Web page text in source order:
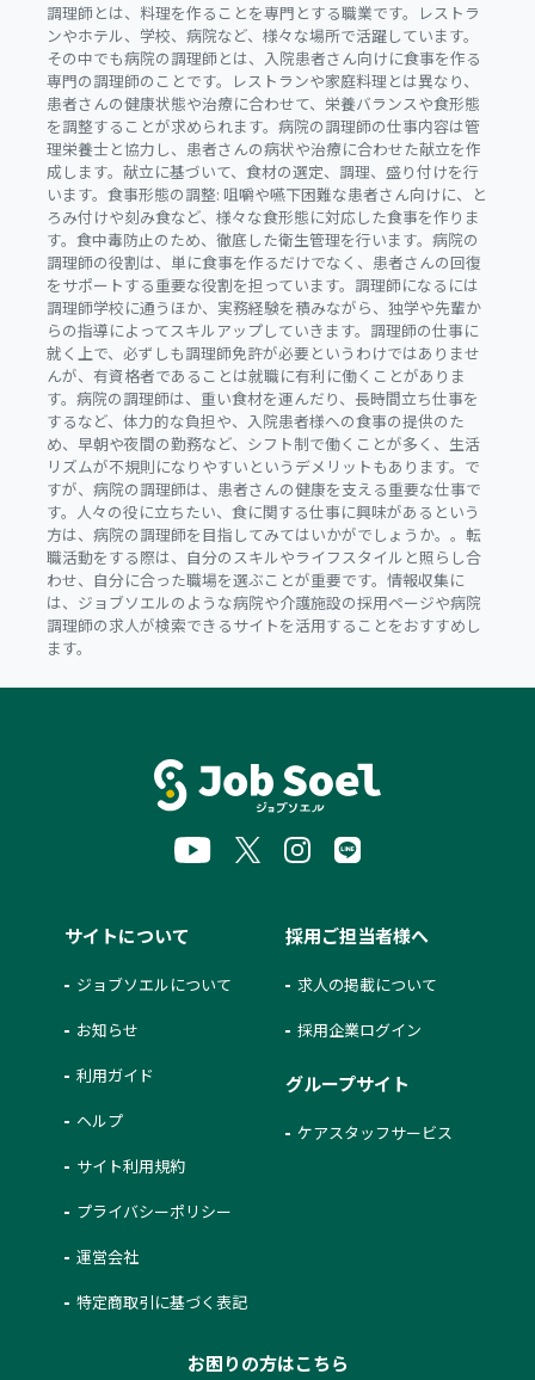
調理師とは、料理を作ることを専門とする職業です。レストラ
ンやホテル、学校、病院など、様々な場所で活躍しています。
その中でも病院の調理師とは、入院患者さん向けに食事を作る
専門の調理師のことです。レストランや家庭料理とは異なり、
患者さんの健康状態や治療に合わせて、栄養バランスや食形態
を調整することが求められます。病院の調理師の仕事内容は管
理栄養士と協力し、患者さんの病状や治療に合わせた献立を作
成します。献立に基づいて、食材の選定、調理、盛り付けを行
います。食事形態の調整: 咀嚼や嚥下困難な患者さん向けに、と
ろみ付けや刻み食など、様々な食形態に対応した食事を作りま
す。食中毒防止のため、徹底した衛生管理を行います。病院の
調理師の役割は、単に食事を作るだけでなく、患者さんの回復
をサポートする重要な役割を担っています。調理師になるには
調理師学校に通うほか、実務経験を積みながら、独学や先輩か
らの指導によってスキルアップしていきます。調理師の仕事に
就く上で、必ずしも調理師免許が必要というわけではありませ
んが、有資格者であることは就職に有利に働くことがありま
す。病院の調理師は、重い食材を運んだり、長時間立ち仕事を
するなど、体力的な負担や、入院患者様への食事の提供のた
め、早朝や夜間の勤務など、シフト制で働くことが多く、生活
リズムが不規則になりやすいというデメリットもあります。で
すが、病院の調理師は、患者さんの健康を支える重要な仕事で
す。人々の役に立ちたい、食に関する仕事に興味があるという
方は、病院の調理師を目指してみてはいかがでしょうか。。転
職活動をする際は、自分のスキルやライフスタイルと照らし合
わせ、自分に合った職場を選ぶことが重要です。情報収集に
は、ジョブソエルのような病院や介護施設の採用ページや病院
調理師の求人が検索できるサイトを活用することをおすすめし
ます。
サイトについて
ジョブソエルについて
お知らせ
利用ガイド
ヘルプ
サイト利用規約
プライバシーポリシー
運営会社
特定商取引に基づく表記
採用ご担当者様へ
求人の掲載について
採用企業ログイン
グループサイト
ケアスタッフサービス
お困りの方はこちら